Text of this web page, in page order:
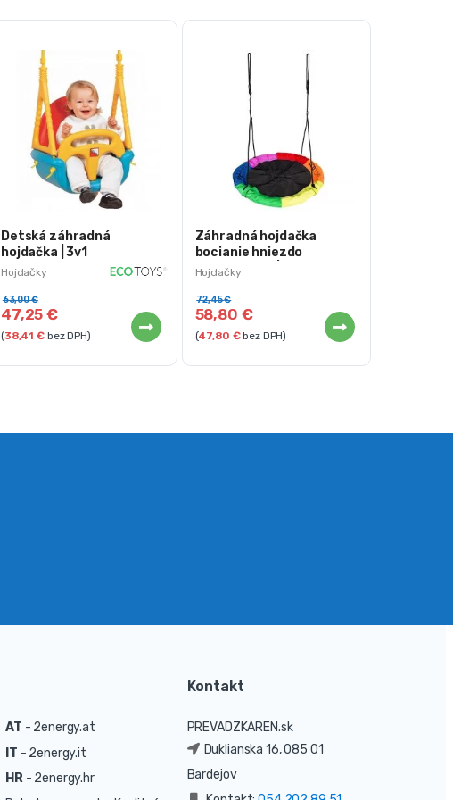
Hojdačky
Detská záhradná
hojdačka | 3v1
47,25€
63,00€
(38,41€bez DPH)
Hojdačky
Záhradná hojdačka
bocianie hniezdo
viacfarebné | 100cm
58,80 €
72,45€
(47,80 €bez DPH)
AT - 2energy.at
IT - 2energy.it
HR- 2energy.hr
Kontakt
PREVADZKAREN.sk
Duklianska 16, 085 01
Bardejov